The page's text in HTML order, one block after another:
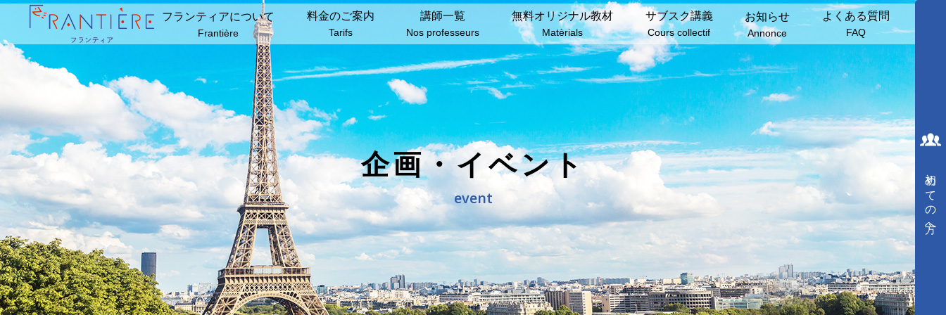
フランティアについて
Frantière
料⾦のご案内
Tarifs
講師⼀覧
Nos professeurs
無料オリジナル教材
Matèrials
サブスク講義
Cours collectif
お知らせ
Annonce
よくある質問
FAQ
初めての方へ
企画・イベント
event